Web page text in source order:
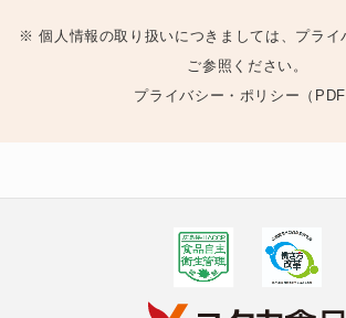
※ 個人情報の取り扱いにつきましては、プライ
ご参照ください。
プライバシー・ポリシー（PDF